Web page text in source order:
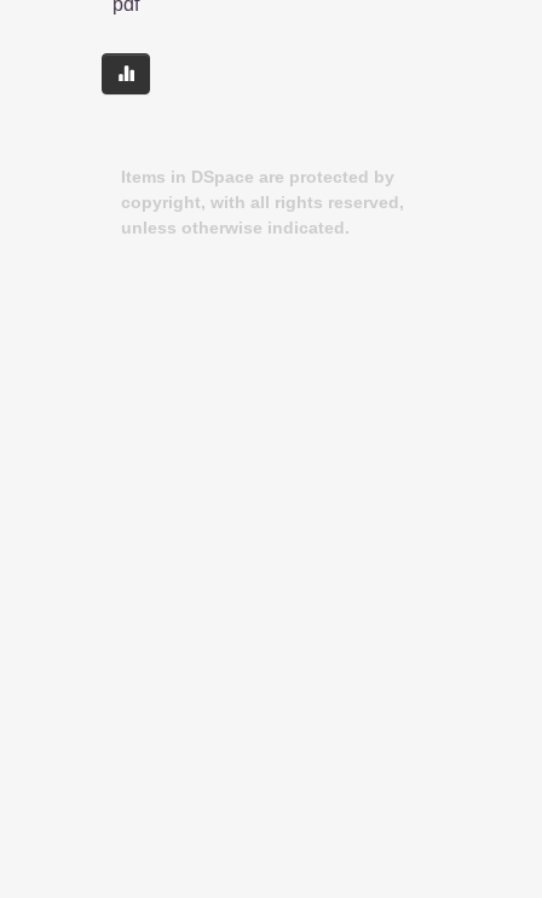
pdf
Items in DSpace are protected by
copyright, with all rights reserved,
unless otherwise indicated.